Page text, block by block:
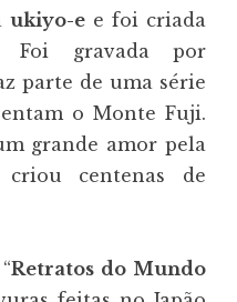
ukiyo-e e foi criada
Foi gravada por
parte de uma série
o Monte Fuji.
grande amor pela
criou centenas de
Retratos do Mundo